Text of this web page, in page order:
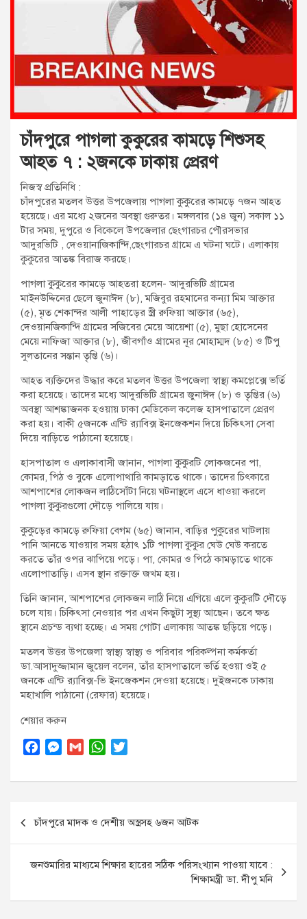
চাঁদপুরে পাগলা কুকুরের কামড়ে শিশুসহ
আহত ৭ : ২জনকে ঢাকায় প্রেরণ
নিজস্ব প্রতিনিধি :
চাঁদপুরের মতলব উত্তর উপজেলায় পাগলা কুকুরের কামড়ে ৭জন আহত
হয়েছে। এর মধ্যে ২জনের অবস্থা গুরুতর। মঙ্গলবার (১৪ জুন) সকাল ১১
টার সময়, দুপুরে ও বিকেলে উপজেলার ছেংগারচর পৌরসভার
আদুরভিটি , দেওয়ানাজিকান্দি,ছেংগারচর গ্রামে এ ঘটনা ঘটে। এলাকায়
কুকুরের আতঙ্ক বিরাজ করছে।
পাগলা কুকুরের কামড়ে আহতরা হলেন- আদুরভিটি গ্রামের
মাইনউদ্দিনের ছেলে জুনাঈদ (৮), মজিবুর রহমানের কন্যা মিম আক্তার
(৫), মৃত শেকান্দর আলী পাহাড়ের স্ত্রী রুফিয়া আক্তার (৬৫),
দেওয়ানজিকান্দি গ্রামের সজিবের মেয়ে আয়েশা (৫), মুছা হোসেনের
মেয়ে নাফিজা আক্তার (৮), জীবগাঁও গ্রামের নূর মোহাম্মদ (৮৫) ও টিপু
সুলতানের সন্তান তৃপ্তি (৬)।
আহত ব্যক্তিদের উদ্ধার করে মতলব উত্তর উপজেলা স্বাস্থ্য কমপ্লেক্সে ভর্তি
করা হয়েছে। তাদের মধ্যে আদুরভিটি গ্রামের জুনাঈদ (৮) ও তৃপ্তির (৬)
অবস্থা আশঙ্কাজনক হওয়ায় ঢাকা মেডিকেল কলেজ হাসপাতালে প্রেরণ
করা হয়। বাকী ৫জনকে এন্টি র‌্যাবিক্স ইনজেকশন দিয়ে চিকিৎসা সেবা
দিয়ে বাড়িতে পাঠানো হয়েছে।
হাসপাতাল ও এলাকাবাসী জানান, পাগলা কুকুরটি লোকজনের পা,
কোমর, পিঠ ও বুকে এলোপাথারি কামড়াতে থাকে। তাদের চিৎকারে
আশপাশের লোকজন লাঠিসোঁটা নিয়ে ঘটনাস্থলে এসে ধাওয়া করলে
পাগলা কুকুরগুলো দৌড়ে পালিয়ে যায়।
কুকুড়ের কামড়ে রুফিয়া বেগম (৬৫) জানান, বাড়ির পুকুরের ঘাটলায়
পানি আনতে যাওয়ার সময় হঠাৎ ১টি পাগলা কুকুর ঘেউ ঘেউ করতে
করতে তাঁর ওপর ঝাপিয়ে পড়ে। পা, কোমর ও পিঠে কামড়াতে থাকে
এলোপাতাড়ি। এসব স্থান রক্তাক্ত জখম হয়।
তিনি জানান, আশপাশের লোকজন লাঠি নিয়ে এগিয়ে এলে কুকুরটি দৌড়ে
চলে যায়। চিকিৎসা নেওয়ার পর এখন কিছুটা সুস্থ্য আছেন। তবে ক্ষত
স্থানে প্রচন্ড ব্যথা হচ্ছে। এ সময় গোটা এলাকায় আতঙ্ক ছড়িয়ে পড়ে।
মতলব উত্তর উপজেলা স্বাস্থ্য স্বাস্থ্য ও পরিবার পরিকল্পনা কর্মকর্তা
ডা.আসাদুজ্জামান জুয়েল বলেন, তাঁর হাসপাতালে ভর্তি হওয়া ওই ৫
জনকে এন্টি র‌্যাবিক্স-ভি ইনজেকশন দেওয়া হয়েছে। দুইজনকে ঢাকায়
মহাখালি পাঠানো (রেফার) হয়েছে।
শেয়ার করুন
c
o
o
k
M
s
n
g
e
G
a
W
a
A
p
p
i
e
r
Post
navigation
চাঁদপুরে মাদক ও দেশীয় অস্ত্রসহ ৬জন আটক
জনশুমারির মাধ্যমে শিক্ষার হারের সঠিক পরিসংখ্যান পাওয়া যাবে :
শিক্ষামন্ত্রী ডা. দীপু মনি